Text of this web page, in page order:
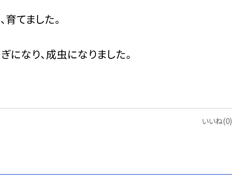
てました。
なり、成虫になりました。
いいね(0)